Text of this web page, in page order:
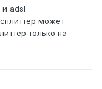
и adsl
может
только на